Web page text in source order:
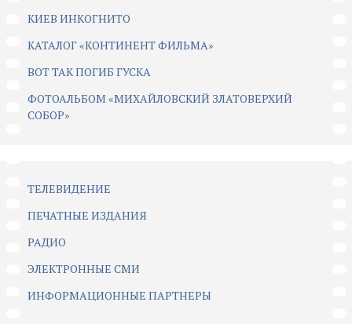
КИЕВ ИНКОГНИТО
КАТАЛОГ «КОНТИНЕНТ ФИЛЬМА»
ВОТ ТАК ПОГИБ ГУСКА
ФОТОАЛЬБОМ «МИХАЙЛОВСКИЙ ЗЛАТОВЕРХИЙ
СОБОР»
ТЕЛЕВИДЕНИЕ
ПЕЧАТНЫЕ ИЗДАНИЯ
РАДИО
ЭЛЕКТРОННЫЕ СМИ
ИНФОРМАЦИОННЫЕ ПАРТНЕРЫ